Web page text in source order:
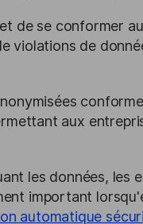
de se conformer
violations de
aux
les données, les
important
automatique